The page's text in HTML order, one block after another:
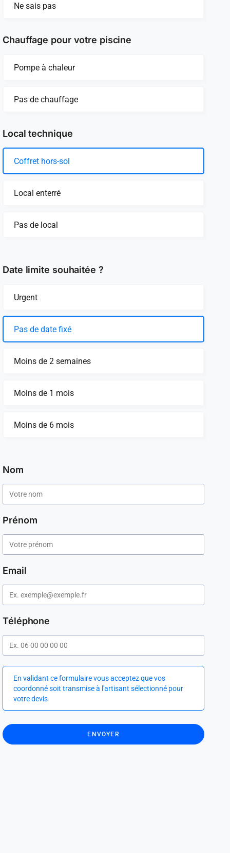
Ne sais pas
Chauffage pour votre piscine
Pompe à chaleur
Pas de chauffage
Local technique
Coffret hors-sol
Local enterré
Pas de local
Date limite souhaitée ?
Urgent
Pas de date fixé
Moins de 2 semaines
Moins de 1 mois
Moins de 6 mois
Nom
Prénom
Email
Téléphone
En validant ce formulaire vous acceptez que vos
coordonné soit transmise à l'artisant sélectionné pour
votre devis
ENVOYER